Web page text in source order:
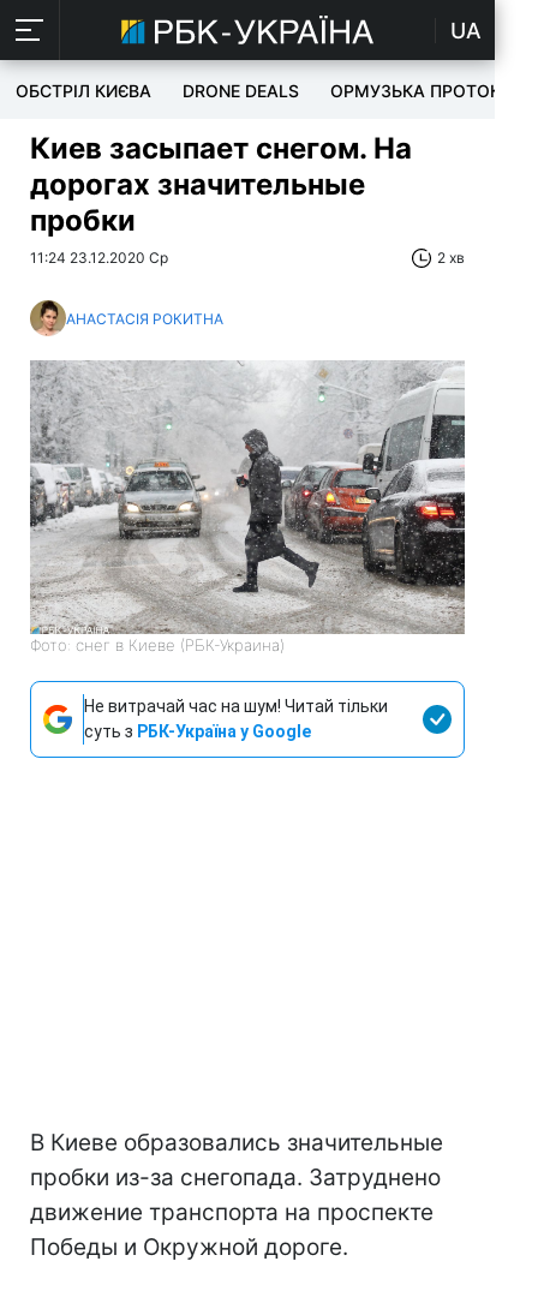
UA
ОБСТРІЛ КИЄВА DRONE DEALS ОРМУЗЬКА ПРОТОКА
Киев засыпает снегом. На
дорогах значительные
пробки
11:24 23.12.2020 Ср 2 хв
АНАСТАСІЯ РОКИТНА
Фото: снег в Киеве (РБК-Украина)
Не витрачай час на шум! Читай тільки
суть з РБК-Україна у Google
В Киеве образовались значительные
пробки из-за снегопада. Затруднено
движение транспорта на проспекте
Победы и Окружной дороге.